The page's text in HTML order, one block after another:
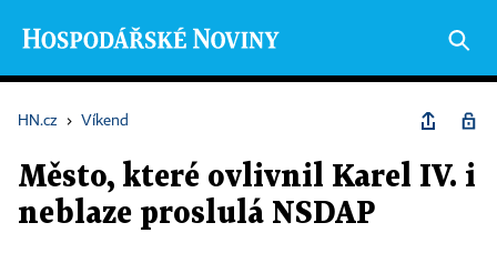
HN.cz › Víkend
Město, které ovlivnil Karel IV. i
neblaze proslulá NSDAP